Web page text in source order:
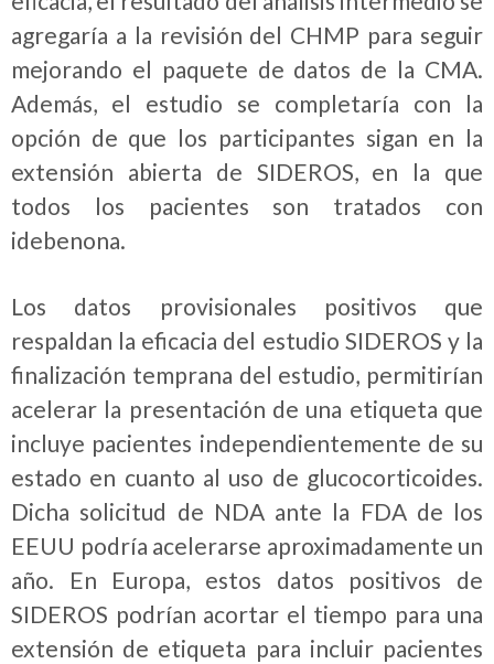
agregaría a la revisión del CHMP para seguir
mejorando el paquete de datos de la CMA.
Además, el estudio se completaría con la
opción de que los participantes sigan en la
extensión abierta de SIDEROS, en la que
todos los pacientes son tratados con
idebenona.
Los datos provisionales positivos que
respaldan la eficacia del estudio SIDEROS y la
finalización temprana del estudio, permitirían
acelerar la presentación de una etiqueta que
incluye pacientes independientemente de su
estado en cuanto al uso de glucocorticoides.
Dicha solicitud de NDA ante la FDA de los
EEUU podría acelerarse aproximadamente un
año. En Europa, estos datos positivos de
SIDEROS podrían acortar el tiempo para una
extensión de etiqueta para incluir pacientes